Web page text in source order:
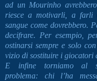
ad un Mourinho
riesce a motivarli, a farli
sangue come dovrebbero.
decifrare. Per esempio,
ostinarsi sempre e solo
vizio di sostituire i giocatori
E infine torniamo al
problema: chi l’ha